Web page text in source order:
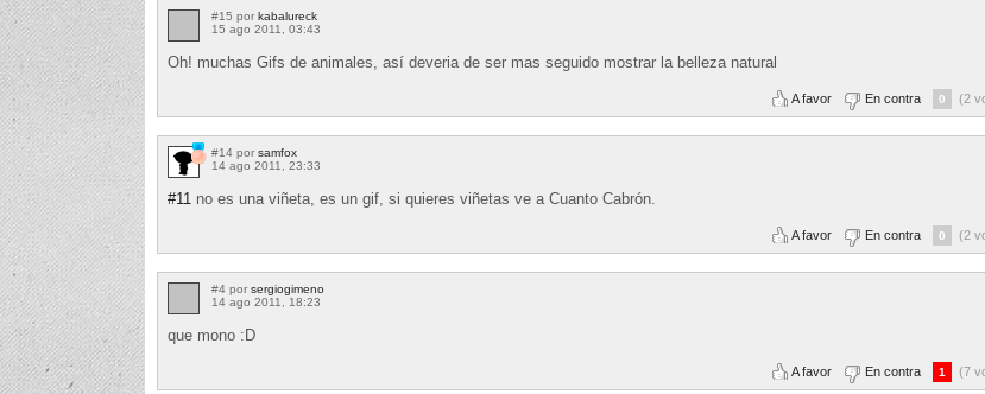
#15 por kabalureck
15 ago 2011, 03:43
Oh! muchas Gifs de animales, así deveria de ser mas seguido mostrar la belleza natural
A favor En contra 0 (2
#14 por samfox
14 ago 2011, 23:33
#11 no es una viñeta, es un gif, si quieres viñetas ve a Cuanto Cabrón.
A favor En contra 0 (2
#4 por sergiogimeno
14 ago 2011, 18:23
que mono :D
A favor En contra 1 (7